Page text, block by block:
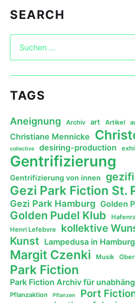
SEARCH
TAGS
Aneignung Archiv art Artikel
Christiane Mennicke
collective desiring-production
Gentrifizierung
Gentrifizierung von innen
Gezi Park Fiction St.
Gezi Park Hamburg Golden
Golden Pudel Klub
Henri Lefebvre kollektive
Kunst Lampedusa in Hamburg
Margit Czenki Musik
Park Fiction
Park Fiction Archiv für
Pflanzaktion Pflanzen Port